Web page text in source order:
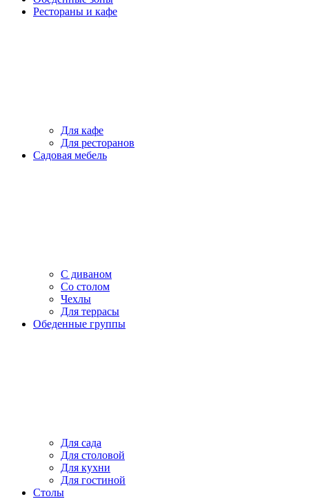
Рестораны и кафе
Для кафе
Для ресторанов
Садовая мебель
С диваном
Со столом
Чехлы
Для террасы
Обеденные группы
Для сада
Для столовой
Для кухни
Для гостиной
Столы